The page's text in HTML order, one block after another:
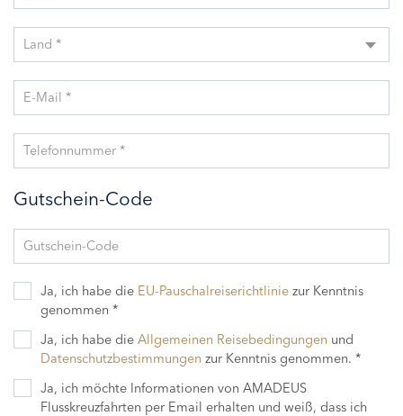
Land *
E-Mail *
Telefonnummer *
Gutschein-Code
Gutschein-Code
Ja, ich habe die EU-Pauschalreiserichtlinie zur Kenntnis
genommen *
Ja, ich habe die Allgemeinen Reisebedingungen und
Datenschutzbestimmungen zur Kenntnis genommen. *
Ja, ich möchte Informationen von AMADEUS
Flusskreuzfahrten per Email erhalten und weiß, dass ich